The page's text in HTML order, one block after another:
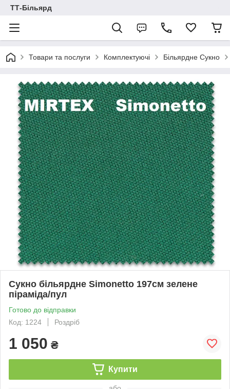
ТТ-Більярд
Товари та послуги Комплектуючі Більярдне Сукно
Сукно більярдне Simonetto 197см зелене
піраміда/пул
Готово до відправки
Код: 1224
Роздріб
1 050 ₴
Купити